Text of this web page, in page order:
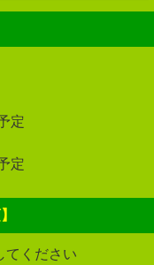
定
定
てください